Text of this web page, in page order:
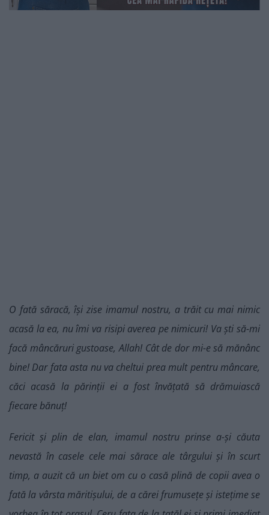
O fată săracă, își zise imamul nostru, a trăit cu mai nimic
acasă la ea, nu îmi va risipi averea pe nimicuri! Va ști să-mi
facă mâncăruri gustoase, Allah! Cât de dor mi-e să mănânc
bine! Dar fata asta nu va cheltui prea mult pentru mâncare,
căci acasă la părinții ei a fost învățată să drămuiască
fiecare bănuț!
Fericit și plin de elan, imamul nostru prinse a-și căuta
nevastă în casele cele mai sărace ale târgului și în scurt
timp, a auzit că un biet om cu o casă plină de copii avea o
fată la vârsta măritișului, de a cărei frumusețe și istețime se